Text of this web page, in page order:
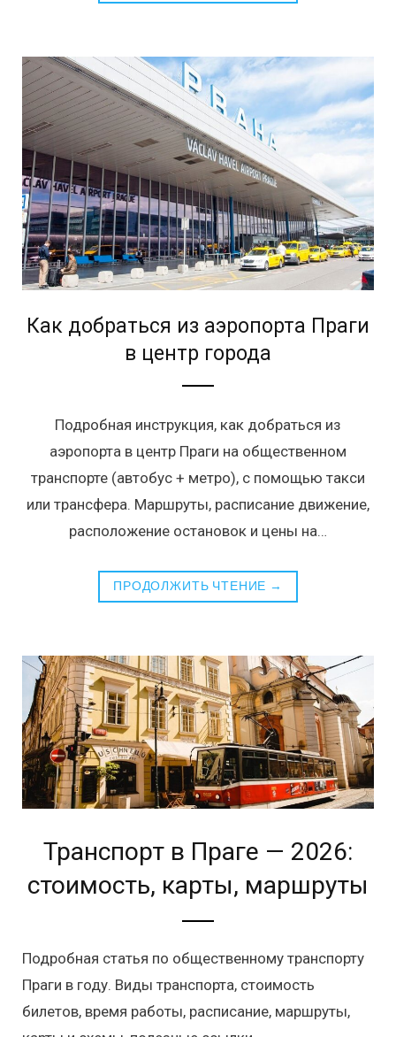
Как добраться из аэропорта Праги
в центр города
Подробная инструкция, как добраться из
аэропорта в центр Праги на общественном
транспорте (автобус + метро), с помощью такси
или трансфера. Маршруты, расписание движение,
расположение остановок и цены на…
ПРОДОЛЖИТЬ ЧТЕНИЕ →
Транспорт в Праге — 2026:
стоимость, карты, маршруты
Подробная статья по общественному транспорту
Праги в году. Виды транспорта, стоимость
билетов, время работы, расписание, маршруты,